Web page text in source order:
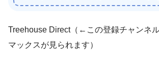
Treehouse Direct（←この登録チャンネ
マックスが見られます）